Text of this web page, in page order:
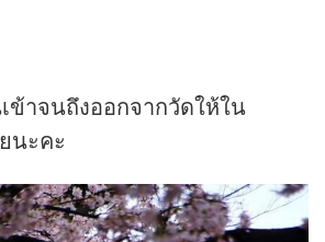
ข้าจนถึงออกจากวัดให้ใน
นะคะ